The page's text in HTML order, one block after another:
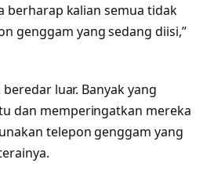
berharap kalian semua tidak
genggam yang sedang diisi,”
luar. Banyak yang
dan memperingatkan mereka
telepon genggam yang